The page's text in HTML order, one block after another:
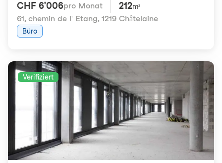
CHF 6'006pro Monat 212m²
61, chemin de l' Etang, 1219 Châtelaine
Büro
Verifiziert